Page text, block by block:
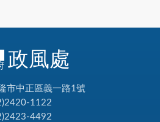
政風處
市中正區義一路1號
1122
4492